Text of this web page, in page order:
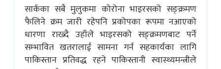
सार्कका सबै मुलुकमा कोरोना भाइरसको सङ्क्रमण
फैलिने क्रम जारी रहेपनि प्रकोपका रूपमा नआएको
धारणा राख्दै उहाँले भाइरसको सङ्क्रमणबाट पर्ने
सम्भावित खतरालाई सामना गर्न सहकार्यका लागि
पाकिस्तान प्रतिवद्ध रहने पाकिस्तानी स्वास्थ्यमन्त्रीले